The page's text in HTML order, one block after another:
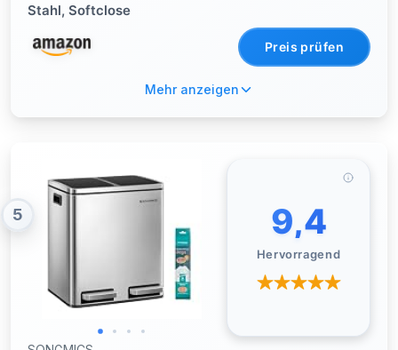
Stahl, Softclose
Preis prüfen
Mehr anzeigen
5 9,4
Hervorragend